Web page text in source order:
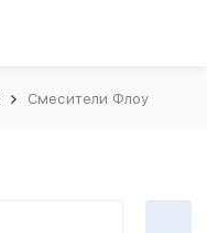
Смесители Флоу